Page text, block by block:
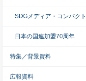
SDGメディア・コンパクト
日本の国連加盟70周年
特集／背景資料
広報資料